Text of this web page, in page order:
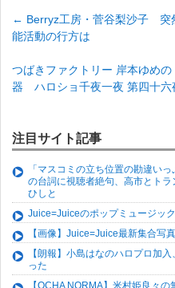
← Berryz工房・菅谷梨沙子 突
能活動の行方は
つばきファクトリー 岸本ゆめ
器 ハロショ千夜一夜 第四十六
注目サイト記事
「マスコミの立ち位置の勘違い
の台詞に視聴者絶句、高市とト
ひしと
Juice=Juiceのポップミュージッ
【画像】Juice=Juice最新集
【朗報】小島はなのハロプロ加
った
【OCHA NORMA】米村姫良々